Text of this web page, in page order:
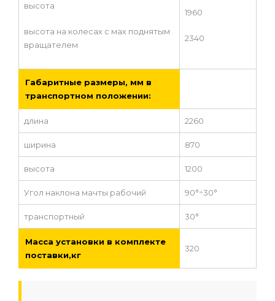
высота
высота на колесах с мах поднятым
вращателем
1960
2340
Габаритные размеры, мм в
транспортном положении:
длина 2260
ширина 870
высота 1200
Угол наклона мачты рабочий 90°÷30°
транспортный 30°
Масса установки в комплекте
поставки,кг
320